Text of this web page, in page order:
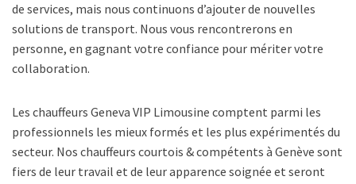
de services, mais nous continuons d’ajouter de nouvelles
solutions de transport. Nous vous rencontrerons en
personne, en gagnant votre confiance pour mériter votre
collaboration.
Les chauffeurs Geneva VIP Limousine comptent parmi les
professionnels les mieux formés et les plus expérimentés du
secteur. Nos chauffeurs courtois & compétents à Genève sont
fiers de leur travail et de leur apparence soignée et seront